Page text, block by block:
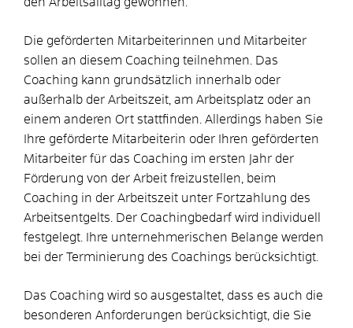
Die geförderten Mitarbeiterinnen und Mitarbeiter
sollen an diesem Coaching teilnehmen. Das
Coaching kann grundsätzlich innerhalb oder
außerhalb der Arbeitszeit, am Arbeitsplatz oder an
einem anderen Ort stattfinden. Allerdings haben Sie
Ihre geförderte Mitarbeiterin oder Ihren geförderten
Mitarbeiter für das Coaching im ersten Jahr der
Förderung von der Arbeit freizustellen, beim
Coaching in der Arbeitszeit unter Fortzahlung des
Arbeitsentgelts. Der Coachingbedarf wird individuell
festgelegt. Ihre unternehmerischen Belange werden
bei der Terminierung des Coachings berücksichtigt.
Das Coaching wird so ausgestaltet, dass es auch die
besonderen Anforderungen berücksichtigt, die Sie